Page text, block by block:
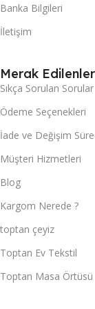
Banka Bilgileri
İletişim
Merak Edilenler
Sıkça Sorulan Sorular
Ödeme Seçenekleri
İade ve Değişim
Müşteri Hizmetleri
Blog
Kargom Nerede ?
toptan çeyiz
Toptan Ev Tekstil
Toptan Masa Örtüsü